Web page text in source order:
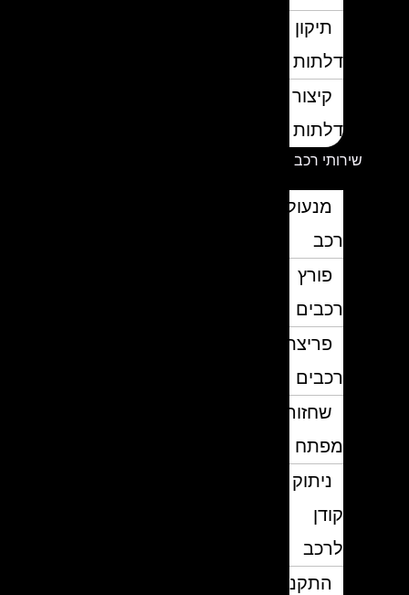
תיקון
דלתות
קיצור
דלתות
שירותי רכב
מנעולן
פורץ
רכבים
פריצת
רכבים
שחזור
מפתח
ניתוק
לרכב
התקנת